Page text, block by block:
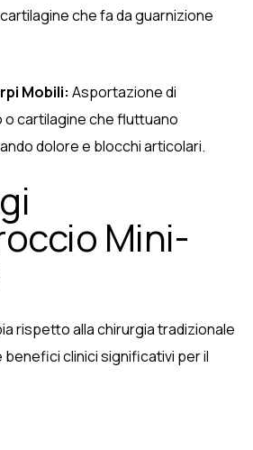
che fa da guarnizione
Mobili: Asportazione di
o cartilagine che fluttuano
dolore e blocchi articolari.
Mini-
rispetto alla chirurgia tradizionale
clinici significativi per il